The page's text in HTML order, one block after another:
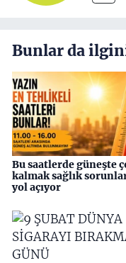
Bunlar da
Bu saatlerde güneşte
kalmak sağlık
yol açıyor